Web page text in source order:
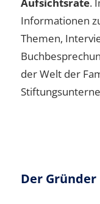
Informationen
Themen,
der Welt der
Der Gründer